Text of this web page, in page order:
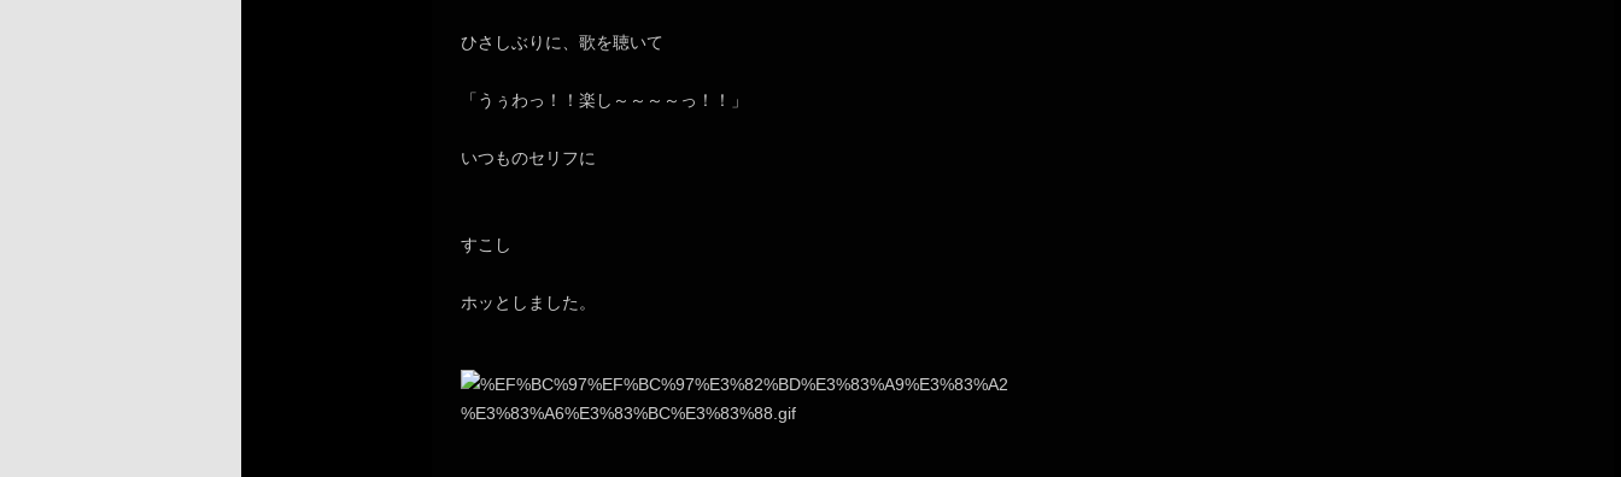
ひさしぶりに、歌を聴いて
「うぅわっ！！楽し～～～～っ！！」
いつものセリフに
すこし
ホッとしました。